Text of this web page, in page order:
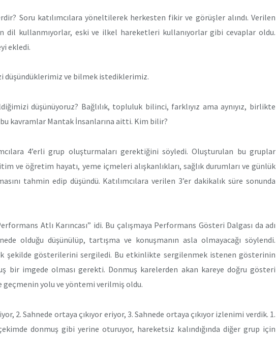
Soru katılımcılara yöneltilerek herkesten fikir ve görüşler alındı. Verilen
dil kullanmıyorlar, eski ve ilkel hareketleri kullanıyorlar gibi cevaplar oldu.
ekledi.
ve bilmek istediklerimiz.
düşünüyoruz? Bağlılık, topluluk bilinci, farklıyız ama aynıyız, birlikte
kavramlar Mantak İnsanlarına aitti. Kim bilir?
4’erli grup oluşturmaları gerektiğini söyledi. Oluşturulan bu gruplar
ve öğretim hayatı, yeme içmeleri alışkanlıkları, sağlık durumları ve günlük
tahmin edip düşündü. Katılımcılara verilen 3’er dakikalık süre sonunda
Atlı Karıncası” idi. Bu çalışmaya Performans Gösteri Dalgası da adı
olduğu düşünülüp, tartışma ve konuşmanın asla olmayacağı söylendi.
şekilde gösterilerini sergiledi. Bu etkinlikte sergilenmek istenen gösterinin
bir imgede olması gerekti. Donmuş karelerden akan kareye doğru gösteri
geçmenin yolu ve yöntemi verilmiş oldu.
2. Sahnede ortaya çıkıyor eriyor, 3. Sahnede ortaya çıkıyor izlenimi verdik. 1.
donmuş gibi yerine oturuyor, hareketsiz kalındığında diğer grup için